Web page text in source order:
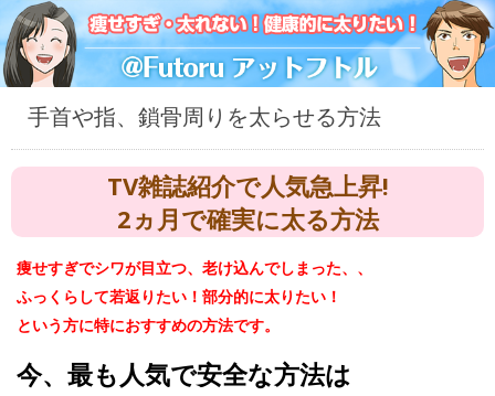
手首や指、鎖骨周りを太らせる方法
TV雑誌紹介で人気急上昇!
2ヵ月で確実に太る方法
痩せすぎでシワが目立つ、老け込んでしまった、、
ふっくらして若返りたい！部分的に太りたい！
という方に特におすすめの方法です。
今、最も人気で安全な方法は